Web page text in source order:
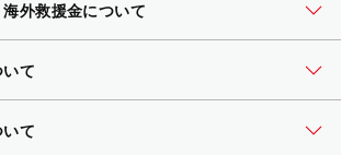
外救援金について
て
て